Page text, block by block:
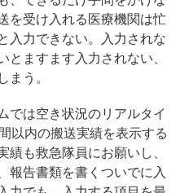
を受け入れる医療機関は忙
入力できない。入力されな
とますます入力されない、
まう。
は空き状況のリアルタイ
以内の搬送実績を表示する
績も救急隊員にお願いし、
報告書類を書くついでに入